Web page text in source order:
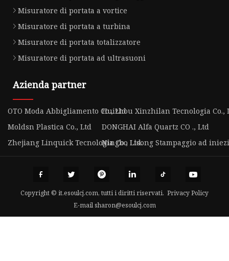
Misuratore di portata a vortice
Misuratore di portata a turbina
Misuratore di portata totalizzatore
Misuratore di portata ad ultrasuoni
Azienda partner
OTO Moda Abbigliamento Co., LtdHuizhou Xinzhilan Tecnologia Co.,
Moldsn Plastica Co., Ltd
DONGHAI Alfa Quartz CO ., Ltd
Zhejiang Linquick Tecnologia Co., Ltd.Ningbo Lisong Stampaggio ad
Copyright © it.esoulcj.com, tutti i diritti riservati. Privacy Policy
E-mail sharon@esoulcj.com